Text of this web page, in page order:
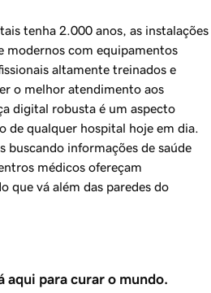
tenha 2.000 anos, as instalações
modernos com equipamentos
altamente treinados e
o melhor atendimento aos
digital robusta é um aspecto
de qualquer hospital hoje em dia.
buscando informações de saúde
médicos ofereçam
que vá além das paredes do
aqui para curar o mundo.